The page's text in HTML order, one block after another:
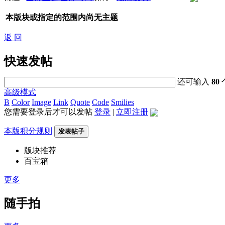
本版块或指定的范围内尚无主题
返 回
快速发帖
还可输入80
高级模式
B Color Image Link Quote Code Smilies
您需要登录后才可以发帖 登录 | 立即注册
本版积分规则 发表帖子
版块推荐
百宝箱
更多
随手拍